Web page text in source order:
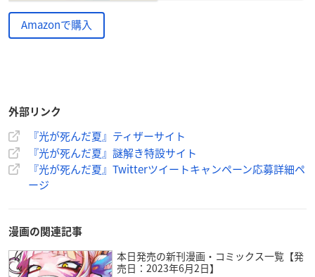
Amazonで購入
外部リンク
『光が死んだ夏』ティザーサイト
『光が死んだ夏』謎解き特設サイト
『光が死んだ夏』Twitterツイートキャンペーン応募詳細ペ
ージ
漫画の関連記事
本日発売の新刊漫画・コミックス一覧【発
売日：2023年6月2日】